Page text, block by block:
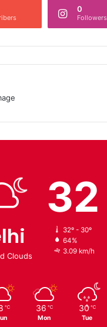
0
Followers
Clouds
32
32º - 30º
64%
3.09 km/h
℃ 36 ℃
Mon
30 ℃
Tue